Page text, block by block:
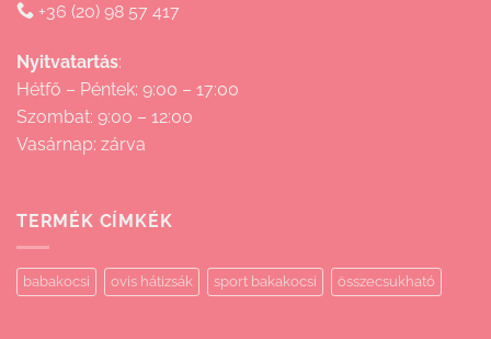
+36 (20) 98 57 417
Nyitvatartás:
Hétfő – Péntek: 9:00 – 17:00
Szombat: 9:00 – 12:00
Vasárnap: zárva
TERMÉK CÍMKÉK
babakocsi ovis hátizsák sport bakakocsi összecsukható